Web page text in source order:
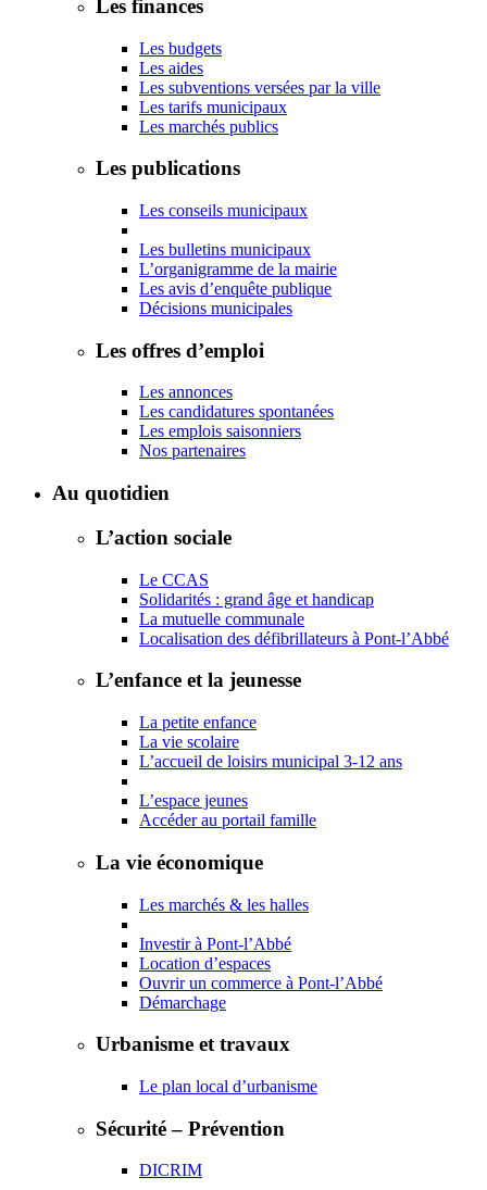
Les finances
Les budgets
Les aides
Les subventions versées par la ville
Les tarifs municipaux
Les marchés publics
Les publications
Les conseils municipaux
Les bulletins municipaux
L’organigramme de la mairie
Les avis d’enquête publique
Décisions municipales
Les offres d’emploi
Les annonces
Les candidatures spontanées
Les emplois saisonniers
Nos partenaires
Au quotidien
L’action sociale
Le CCAS
Solidarités : grand âge et handicap
La mutuelle communale
Localisation des défibrillateurs à Pont-l’Abbé
L’enfance et la jeunesse
La petite enfance
La vie scolaire
L’accueil de loisirs municipal 3-12 ans
L’espace jeunes
Accéder au portail famille
La vie économique
Les marchés & les halles
Investir à Pont-l’Abbé
Location d’espaces
Ouvrir un commerce à Pont-l’Abbé
Démarchage
Urbanisme et travaux
Le plan local d’urbanisme
Sécurité – Prévention
DICRIM